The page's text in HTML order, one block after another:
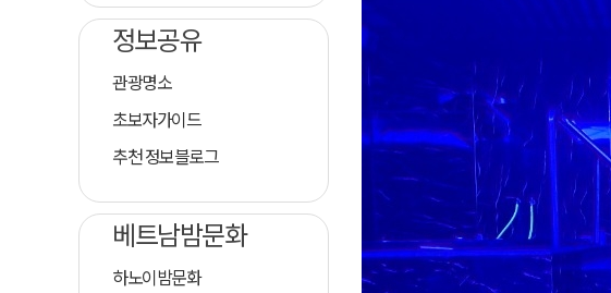
정보공유
관광명소
초보자가이드
추천 정보블로그
베트남밤문화
하노이밤문화